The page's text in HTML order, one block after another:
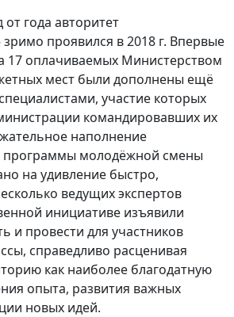
года авторитет
проявился в 2018 г. Впервые
17 оплачиваемых Министерством
мест были дополнены ещё
участие которых
командировавших их
наполнение
программы молодёжной смены
на удивление быстро,
ведущих экспертов
инициативе изъявили
и провести для участников
справедливо расценивая
как наиболее благодатную
опыта, развития важных
новых идей.